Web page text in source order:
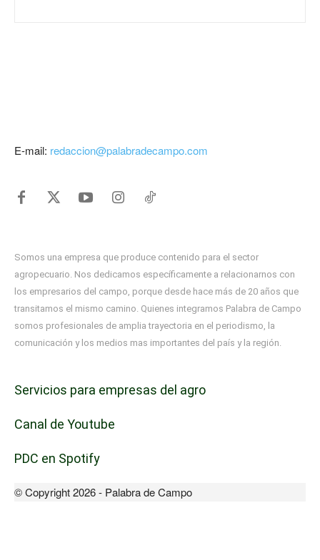
E-mail: redaccion@palabradecampo.com
Somos una empresa que produce contenido para el sector
agropecuario. Nos dedicamos específicamente a relacionarnos con
los empresarios del campo, porque desde hace más de 20 años que
transitamos el mismo camino. Quienes integramos Palabra de Campo
somos profesionales de amplia trayectoria en el periodismo, la
comunicación y los medios mas importantes del país y la región.
Servicios para empresas del agro
Canal de Youtube
PDC en Spotify
© Copyright 2026 - Palabra de Campo